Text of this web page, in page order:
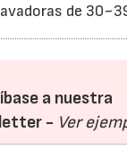
de
a nuestra
- Ver